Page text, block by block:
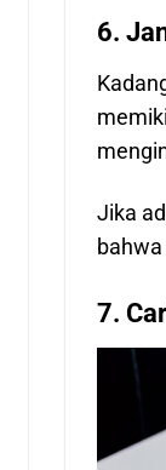
6.
Jika
7.